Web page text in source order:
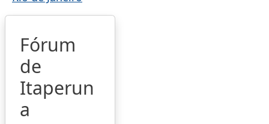
Fórum
de
Itaperun
a